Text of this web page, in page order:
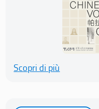
Scopri di più